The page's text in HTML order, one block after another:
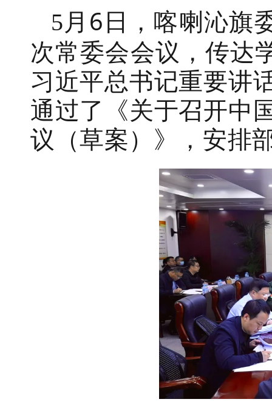
5月 6日， 喀喇沁旗
次常委会会议 ，传达
习近平总书记重要讲
通过了《关于召开中
议（草案）》，安排